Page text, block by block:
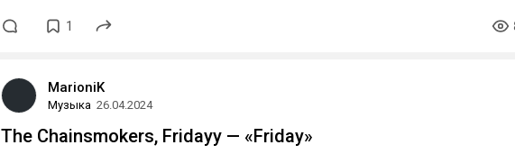
1
MarioniK
Музыка 26.04.2024
The Chainsmokers, Fridayy — «Friday»